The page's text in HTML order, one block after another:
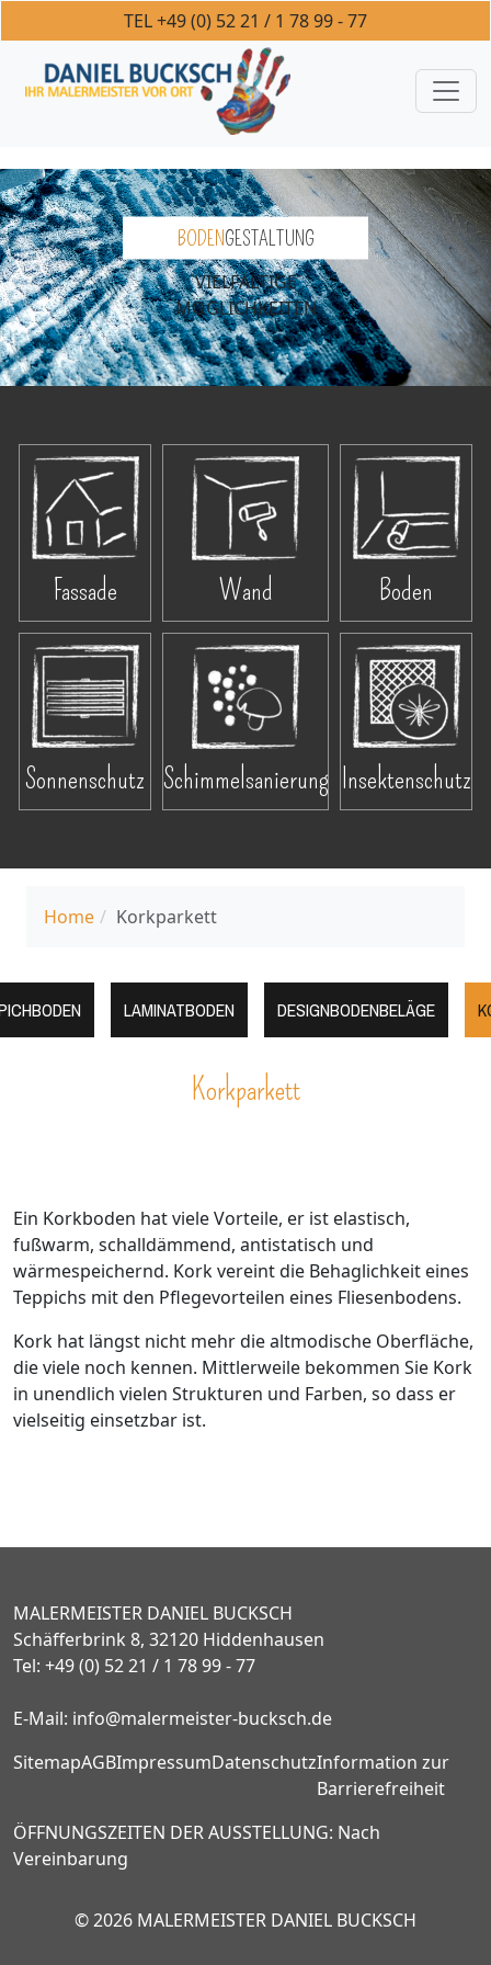
+49 (0) 52 21 / 1 78 99 - 77
BODENGESTALTUNG
VIELFÄLTIGE
MÖGLICHKEITEN
Fassade Wand Boden
Sonnenschutz Schimmelsanierung Insektenschutz
Home Korkparkett
LAMINATBODEN DESIGNBODENBELÄGE
Korkparkett
Ein Korkboden hat viele Vorteile, er ist elastisch,
fußwarm, schalldämmend, antistatisch und
wärmespeichernd. Kork vereint die Behaglichkeit eines
Teppichs mit den Pflegevorteilen eines Fliesenbodens.
Kork hat längst nicht mehr die altmodische Oberfläche,
die viele noch kennen. Mittlerweile bekommen Sie Kork
in unendlich vielen Strukturen und Farben, so dass er
vielseitig einsetzbar ist.
MALERMEISTER DANIEL BUCKSCH
Schäfferbrink 8, 32120 Hiddenhausen
Tel: +49 (0) 52 21 / 1 78 99 - 77
E-Mail: info@malermeister-bucksch.de
SitemapAGBImpressumDatenschutzInformation zur
Barrierefreiheit
ÖFFNUNGSZEITEN DER AUSSTELLUNG: Nach
Vereinbarung
© 2026 MALERMEISTER DANIEL BUCKSCH